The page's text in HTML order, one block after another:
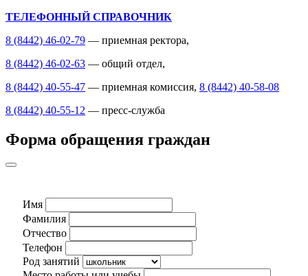
ТЕЛЕФОННЫЙ СПРАВОЧНИК
8 (8442) 46-02-79 — приемная ректора,
8 (8442) 46-02-63 — общий отдел,
8 (8442) 40-55-47 — приемная комиссия, 8 (8442) 40-58-08
8 (8442) 40-55-12 — пресс-служба
Форма обращения граждан
Имя
Фамилия
Отчество
Телефон
Род занятий